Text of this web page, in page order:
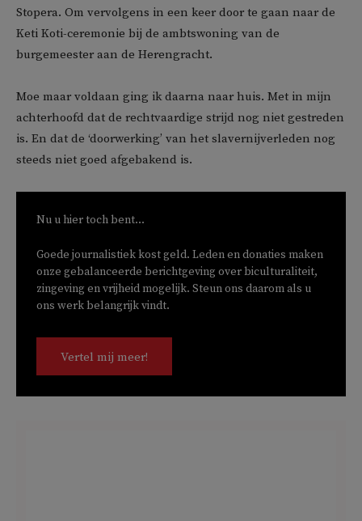
Stopera. Om vervolgens in een keer door te gaan naar de
Keti Koti-ceremonie bij de ambtswoning van de
burgemeester aan de Herengracht.
Moe maar voldaan ging ik daarna naar huis. Met in mijn
achterhoofd dat de rechtvaardige strijd nog niet gestreden
is. En dat de ‘doorwerking’ van het slavernijverleden nog
steeds niet goed afgebakend is.
Nu u hier toch bent...
Goede journalistiek kost geld. Leden en donaties maken
onze gebalanceerde berichtgeving over biculturaliteit,
zingeving en vrijheid mogelijk. Steun ons daarom als u
ons werk belangrijk vindt.
Vertel mij meer!